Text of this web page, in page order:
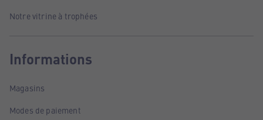
Notre vitrine à trophées
Informations
Magasins
Modes de paiement